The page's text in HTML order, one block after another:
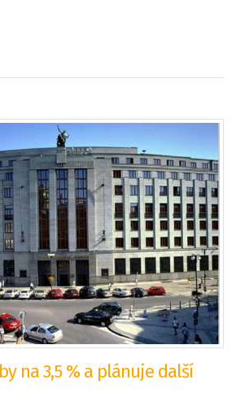
na 3,5 % a plánuje další